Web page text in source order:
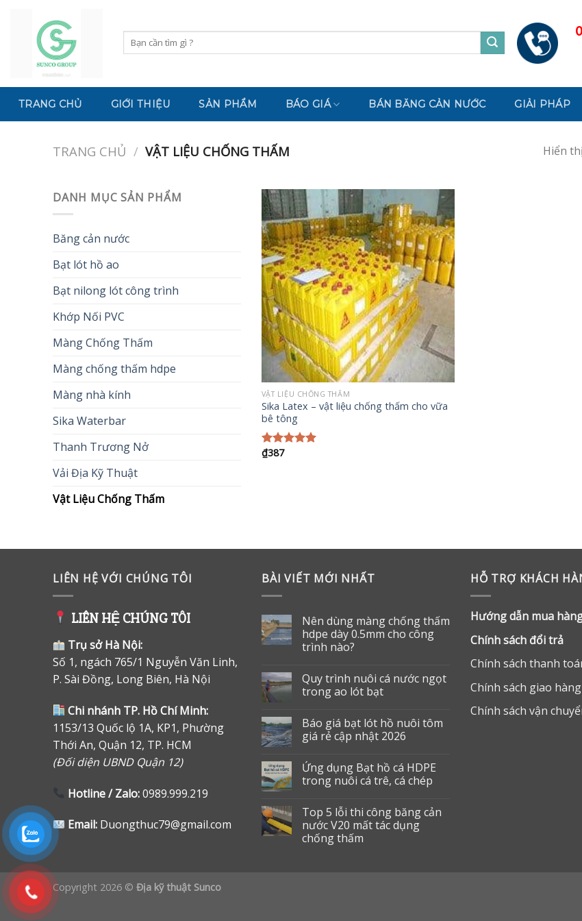
content
Tìm
kiếm:
TRANG CHỦ GIỚI THIỆU SẢN PHẨM BÁO GIÁ BÁN BĂNG CẢN NƯỚC GIẢI PHÁP
TRANG CHỦ / VẬT LIỆU CHỐNG THẤM Hiển
DANH MỤC SẢN PHẨM
Băng cản nước
Bạt lót hồ ao
Bạt nilong lót công trình
Khớp Nối PVC
Màng Chống Thấm
Màng chống thấm hdpe
Màng nhà kính
Sika Waterbar
Thanh Trương Nở
Vải Địa Kỹ Thuật
Vật Liệu Chống Thấm
VẬT LIỆU CHỐNG THẤM
Sika Latex – vật liệu chống thấm cho vữa
bê tông
Được xếp
₫387
LIÊN HỆ VỚI CHÚNG TÔI
LIÊN HỆ CHÚNG TÔI
Trụ sở Hà Nội:
Số 1, ngách 765/1 Nguyễn Văn Linh,
P. Sài Đồng, Long Biên, Hà Nội
Chi nhánh TP. Hồ Chí Minh:
1153/13 Quốc lộ 1A, KP1, Phường
Thới An, Quận 12, TP. HCM
(Đối diện UBND Quận 12)
Hotline / Zalo:0989.999.219
Email: Duongthuc79@gmail.com
BÀI VIẾT MỚI NHẤT
Nên dùng màng chống thấm
hdpe dày 0.5mm cho công
trình nào?
Quy trình nuôi cá nước ngọt
trong ao lót bạt
Báo giá bạt lót hồ nuôi tôm
giá rẻ cập nhật 2026
Ứng dụng Bạt hồ cá HDPE
trong nuôi cá trê, cá chép
Top 5 lỗi thi công băng cản
nước V20 mất tác dụng
chống thấm
HỖ TRỢ KHÁCH
Hướng dẫn mua
Chính sách đổi trả
Chính sách thanh
Chính sách giao hàng
Chính sách vận
Copyright 2026 © Địa kỹ thuật Sunco